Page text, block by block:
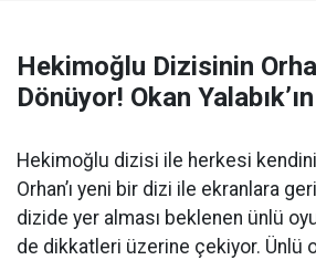
Hekimoğlu Dizisinin
Dönüyor! Okan
Hekimoğlu dizisi ile herkesi
Orhan’ı yeni bir dizi ile ekranlara
dizide yer alması beklenen ünlü
de dikkatleri üzerine çekiyor. Ünlü